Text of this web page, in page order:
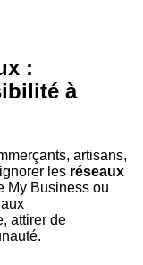
:
à
artisans,
les réseaux
My Business ou
attirer de